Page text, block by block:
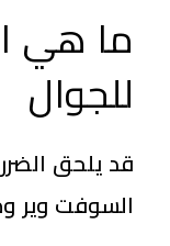
ما هي
للجوال
قد يلحق
السوفت وير